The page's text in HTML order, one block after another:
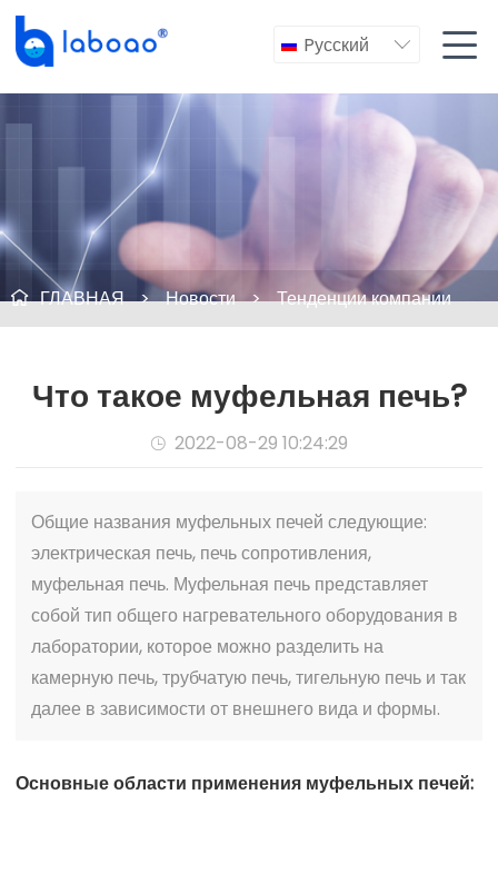
Pусский  
 ГЛАВНАЯ > Новости > Тенденции компании
Что такое муфельная печь?
 2022-08-29 10:24:29
Общие названия муфельных печей следующие:
электрическая печь, печь сопротивления,
муфельная печь. Муфельная печь представляет
собой тип общего нагревательного оборудования в
лаборатории, которое можно разделить на
камерную печь, трубчатую печь, тигельную печь и так
далее в зависимости от внешнего вида и формы.
Основные области применения муфельных печей: